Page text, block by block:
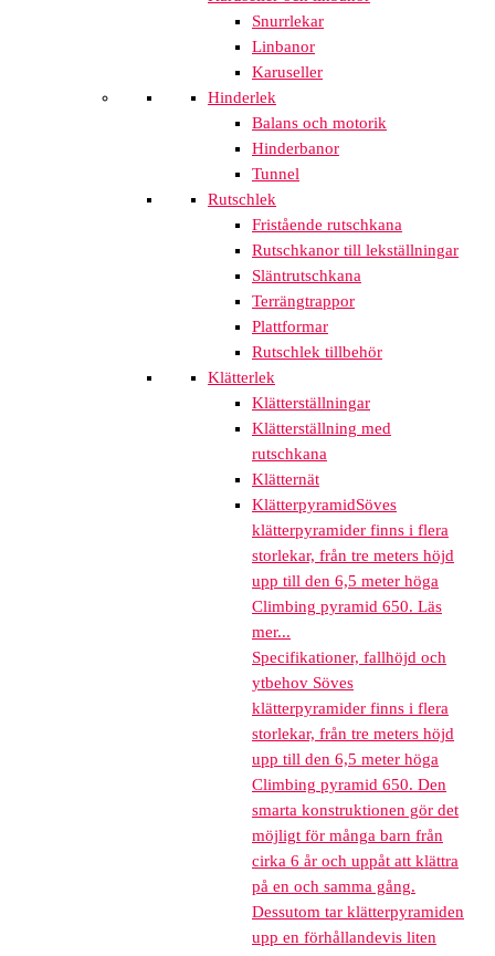
Snurrlekar
Linbanor
Karuseller
Hinderlek
Balans och motorik
Hinderbanor
Tunnel
Rutschlek
Fristående rutschkana
Rutschkanor till lekställningar
Släntrutschkana
Terrängtrappor
Plattformar
Rutschlek tillbehör
Klätterlek
Klätterställningar
Klätterställning med
rutschkana
Klätternät
KlätterpyramidSöves
klätterpyramider finns i flera
storlekar, från tre meters höjd
upp till den 6,5 meter höga
Climbing pyramid 650. Läs
mer...
Specifikationer, fallhöjd och
ytbehov Söves
klätterpyramider finns i flera
storlekar, från tre meters höjd
upp till den 6,5 meter höga
Climbing pyramid 650. Den
smarta konstruktionen gör det
möjligt för många barn från
cirka 6 år och uppåt att klättra
på en och samma gång.
Dessutom tar klätterpyramiden
upp en förhållandevis liten